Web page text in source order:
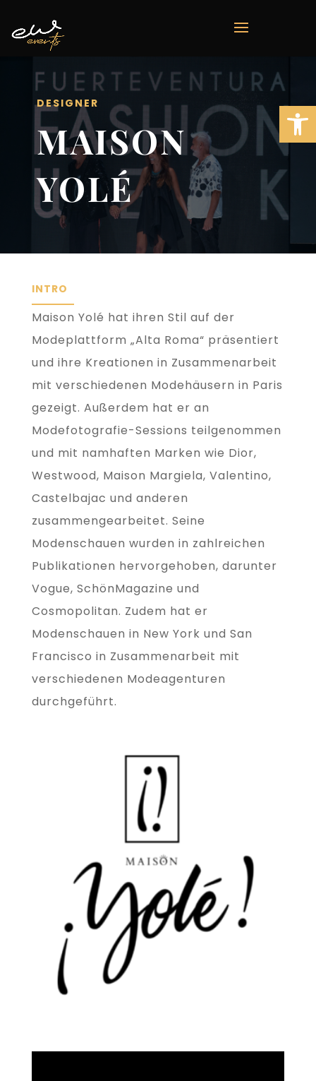
DESIGNER
MAISON
YOLÉ
INTRO
Maison Yolé hat ihren Stil auf der
Modeplattform „Alta Roma“ präsentiert
und ihre Kreationen in Zusammenarbeit
mit verschiedenen Modehäusern in Paris
gezeigt. Außerdem hat er an
Modefotografie-Sessions teilgenommen
und mit namhaften Marken wie Dior,
Westwood, Maison Margiela, Valentino,
Castelbajac und anderen
zusammengearbeitet. Seine
Modenschauen wurden in zahlreichen
Publikationen hervorgehoben, darunter
Vogue, SchönMagazine und
Cosmopolitan. Zudem hat er
Modenschauen in New York und San
Francisco in Zusammenarbeit mit
verschiedenen Modeagenturen
durchgeführt.